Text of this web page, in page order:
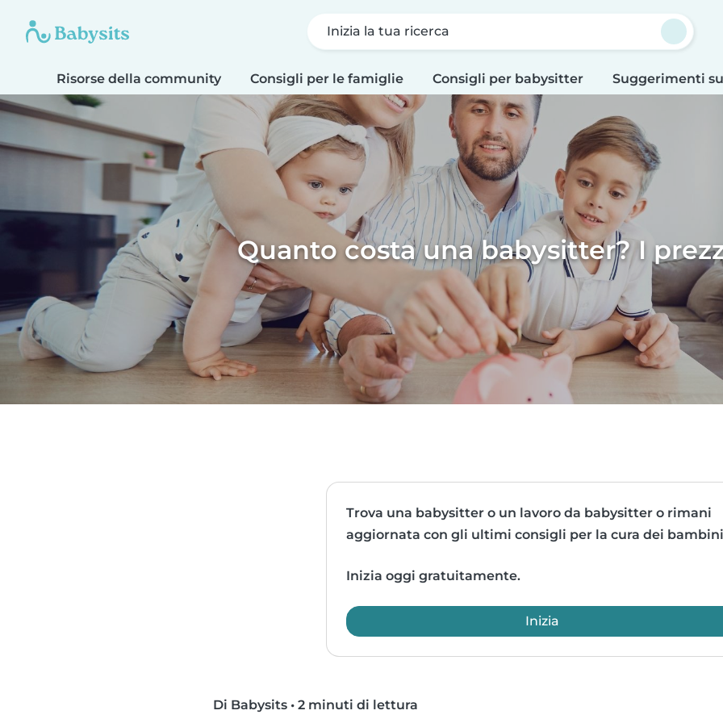
Inizia la tua ricerca
Risorse della community Consigli per le famiglie Consigli per babysitter Suggerimenti
Quanto costa una babysitter? I
Trova una babysitter o un lavoro da babysitter o rimani
aggiornata con gli ultimi consigli per la cura dei
Inizia oggi gratuitamente.
Inizia
Di Babysits • 2 minuti di lettura